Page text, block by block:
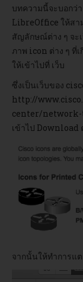
บทความนี้จะบอกว่
LibreOffice ให้ส
สัญลักษณ์ต่าง ๆ จะ
ภาพ icon ต่าง ๆ ที่
ให้เข้าไปที่ เว็บ
ซึ่งเป็นเว็บของ
http://
center/
เข้าไป Download
จากนั้นให้ทำการแ